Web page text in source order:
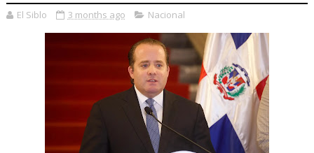
El Siblo 3 months ago Nacional